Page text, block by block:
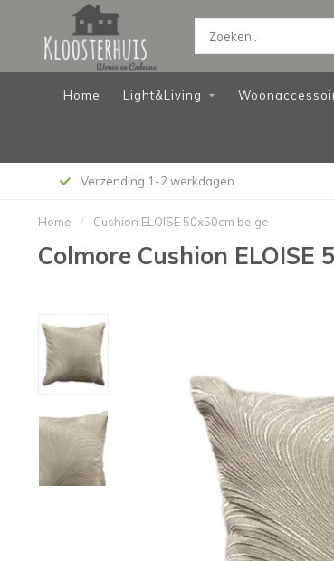
Home Light&Living
Verzending 1-2 werkdagen
Home / Cushion ELOISE 50x50cm beige
Colmore Cushion ELOISE